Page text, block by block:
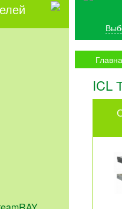
ICL